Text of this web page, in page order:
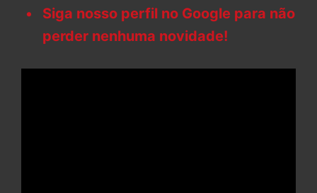
Siga nosso perfil no Google para não
perder nenhuma novidade!